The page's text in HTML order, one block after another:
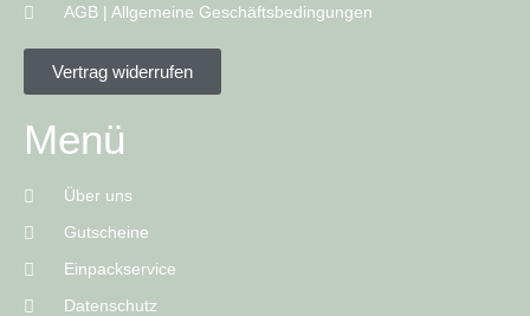
AGB | Allgemeine Geschäftsbedingungen
Vertrag widerrufen
Menü
Über uns
Gutscheine
Einpackservice
Datenschutz